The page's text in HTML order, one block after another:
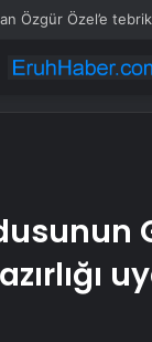
Özgür Özel’e